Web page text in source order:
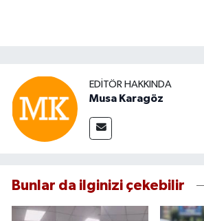
EDITÖR HAKKINDA
Musa Karagöz
Bunlar da ilginizi çekebilir